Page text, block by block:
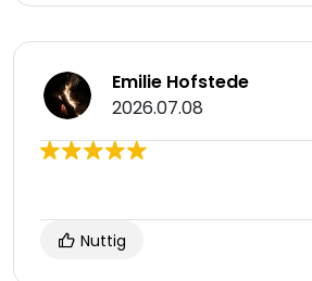
Emilie Hofstede
2026.07.08
Nuttig